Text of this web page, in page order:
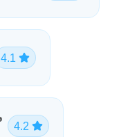
4.1
4.2